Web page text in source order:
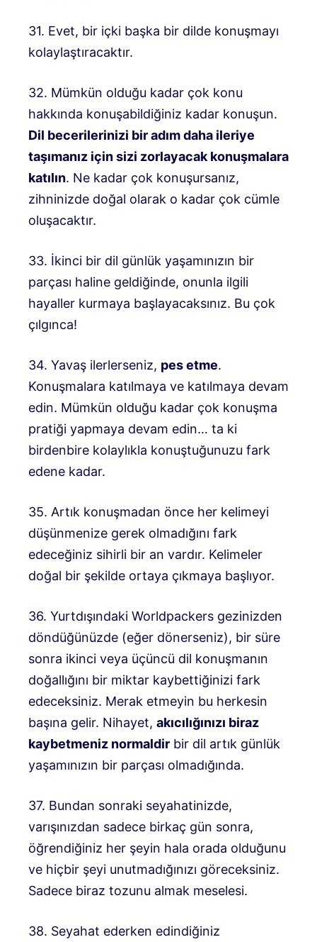
31. Evet, bir içki başka bir dilde konuşmayı
kolaylaştıracaktır.
32. Mümkün olduğu kadar çok konu
hakkında konuşabildiğiniz kadar konuşun.
Dil becerilerinizi bir adım daha ileriye
taşımanız için sizi zorlayacak konuşmalara
katılın. Ne kadar çok konuşursanız,
zihninizde doğal olarak o kadar çok cümle
oluşacaktır.
33. İkinci bir dil günlük yaşamınızın bir
parçası haline geldiğinde, onunla ilgili
hayaller kurmaya başlayacaksınız. Bu çok
çılgınca!
34. Yavaş ilerlerseniz, pes etme.
Konuşmalara katılmaya ve katılmaya devam
edin. Mümkün olduğu kadar çok konuşma
pratiği yapmaya devam edin… ta ki
birdenbire kolaylıkla konuştuğunuzu fark
edene kadar.
35. Artık konuşmadan önce her kelimeyi
düşünmenize gerek olmadığını fark
edeceğiniz sihirli bir an vardır. Kelimeler
doğal bir şekilde ortaya çıkmaya başlıyor.
36. Yurtdışındaki Worldpackers gezinizden
döndüğünüzde (eğer dönerseniz), bir süre
sonra ikinci veya üçüncü dil konuşmanın
doğallığını bir miktar kaybettiğinizi fark
edeceksiniz. Merak etmeyin bu herkesin
başına gelir. Nihayet, akıcılığınızı biraz
kaybetmeniz normaldir bir dil artık günlük
yaşamınızın bir parçası olmadığında.
37. Bundan sonraki seyahatinizde,
varışınızdan sadece birkaç gün sonra,
öğrendiğiniz her şeyin hala orada olduğunu
ve hiçbir şeyi unutmadığınızı göreceksiniz.
Sadece biraz tozunu almak meselesi.
38. Seyahat ederken edindiğiniz